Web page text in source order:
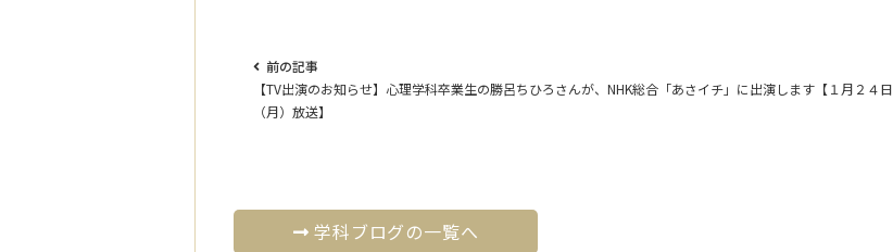
前の記事
【TV出演のお知らせ】心理学科卒業生の勝呂ちひろさんが、NHK総合「あさイチ」に出演します【１月２４日
（月）放送】
学科ブログの一覧へ